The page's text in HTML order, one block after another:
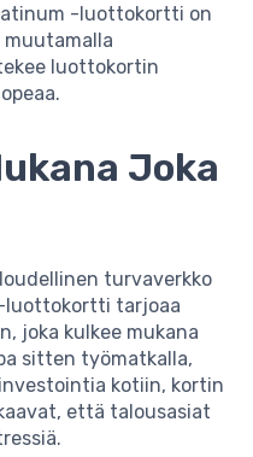
-luottokortti on
luottokortin
Joka
turvaverkko
luottokortti tarjoaa
joka kulkee mukana
sitten työmatkalla,
kotiin, kortin
että talousasiat